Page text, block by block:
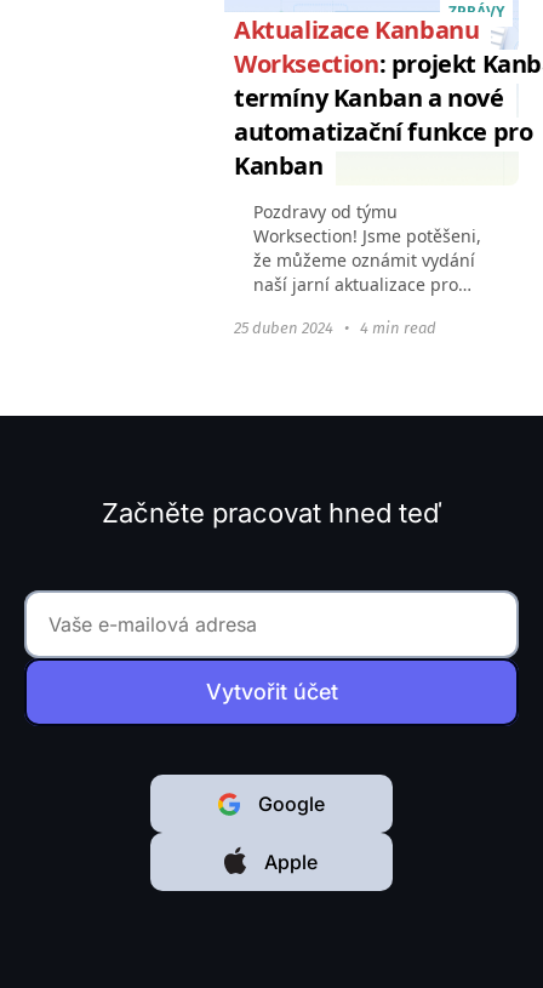
ZPRÁVY
Aktualizace Kanbanu
Worksection: projekt
termíny Kanban a nové
automatizační funkce pro
Kanban
Pozdravy od týmu
Worksection! Jsme potěšeni,
že můžeme oznámit vydání
naší jarní aktualizace pro
stávající funkce a přidali
25 duben 2024 • 4 min read
Začněte pracovat hned teď
Vytvořit účet
Google
Apple